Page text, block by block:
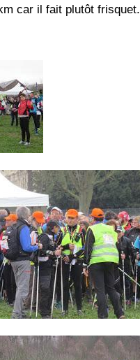
car il fait plutôt frisquet.